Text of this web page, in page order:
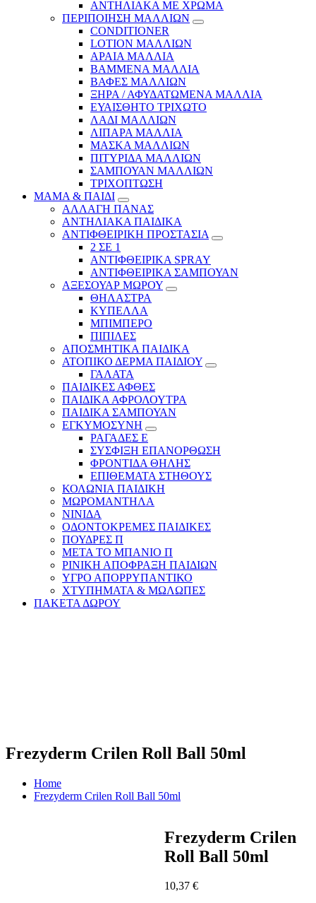
ΑΝΤΗΛΙΑΚΑ ΜΕ ΧΡΩΜΑ
ΠΕΡΙΠΟΙΗΣΗ ΜΑΛΛΙΩΝ
CONDITIONER
LOTION ΜΑΛΛΙΩΝ
ΑΡΑΙΑ ΜΑΛΛΙΑ
ΒΑΜΜΕΝΑ ΜΑΛΛΙΑ
ΒΑΦΕΣ ΜΑΛΛΙΩΝ
ΞΗΡΑ / ΑΦΥΔΑΤΩΜΕΝΑ ΜΑΛΛΙΑ
ΕΥΑΙΣΘΗΤΟ ΤΡΙΧΩΤΟ
ΛΑΔΙ ΜΑΛΛΙΩΝ
ΛΙΠΑΡΑ ΜΑΛΛΙΑ
ΜΑΣΚΑ ΜΑΛΛΙΩΝ
ΠΙΤΥΡΙΔΑ ΜΑΛΛΙΩΝ
ΣΑΜΠΟΥΑΝ ΜΑΛΛΙΩΝ
ΤΡΙΧΟΠΤΩΣΗ
ΜΑΜΑ & ΠΑΙΔΙ
ΑΛΛΑΓΗ ΠΑΝΑΣ
ΑΝΤΗΛΙΑΚΑ ΠΑΙΔΙΚΑ
ΑΝΤΙΦΘΕΙΡΙΚΗ ΠΡΟΣΤΑΣΙΑ
2 ΣΕ 1
ΑΝΤΙΦΘΕΙΡΙΚΑ SPRAY
ΑΝΤΙΦΘΕΙΡΙΚΑ ΣΑΜΠΟΥΑΝ
ΑΞΕΣΟΥΑΡ ΜΩΡΟΥ
ΘΗΛΑΣΤΡΑ
ΚΥΠΕΛΛΑ
ΜΠΙΜΠΕΡΟ
ΠΙΠΙΛΕΣ
ΑΠΟΣΜΗΤΙΚΑ ΠΑΙΔΙΚΑ
ΑΤΟΠΙΚΟ ΔΕΡΜΑ ΠΑΙΔΙΟΥ
ΓΑΛΑΤΑ
ΠΑΙΔΙΚΕΣ ΑΦΘΕΣ
ΠΑΙΔΙΚΑ ΑΦΡΟΛΟΥΤΡΑ
ΠΑΙΔΙΚΑ ΣΑΜΠΟΥΑΝ
ΕΓΚΥΜΟΣΥΝΗ
ΡΑΓΑΔΕΣ Ε
ΣΥΣΦΙΞΗ ΕΠΑΝΟΡΘΩΣΗ
ΦΡΟΝΤΙΔΑ ΘΗΛΗΣ
ΕΠΙΘΕΜΑΤΑ ΣΤΗΘΟΥΣ
ΚΟΛΩΝΙΑ ΠΑΙΔΙΚΗ
ΜΩΡΟΜΑΝΤΗΛΑ
ΝΙΝΙΔΑ
ΟΔΟΝΤΟΚΡΕΜΕΣ ΠΑΙΔΙΚΕΣ
ΠΟΥΔΡΕΣ Π
ΜΕΤΑ ΤΟ ΜΠΑΝΙΟ Π
ΡΙΝΙΚΗ ΑΠΟΦΡΑΞΗ ΠΑΙΔΙΩΝ
ΥΓΡΟ ΑΠΟΡΡΥΠΑΝΤΙΚΟ
ΧΤΥΠΗΜΑΤΑ & ΜΩΛΩΠΕΣ
ΠΑΚΕΤΑ ΔΩΡΟΥ
Frezyderm Crilen Roll Ball 50ml
Home
Frezyderm Crilen Roll Ball 50ml
Frezyderm Crilen
Roll Ball 50ml
10,37 €